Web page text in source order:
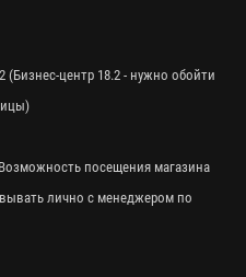
(Бизнес-центр 18.2 - нужно обойти
посещения магазина
лично с менеджером по